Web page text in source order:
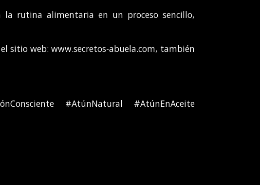
la rutina alimentaria en un proceso sencillo,
sitio web: www.secretos-abuela.com, también
#AtúnNatural #AtúnEnAceite